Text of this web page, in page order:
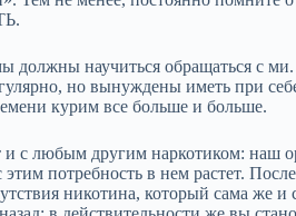
должны научиться обращаться с
но вынуждены иметь при
курим все больше и больше.
с любым другим наркотиком: наш
потребность в нем растет.
никотина, который сама же и